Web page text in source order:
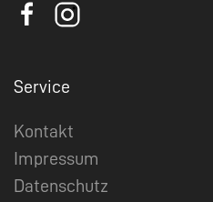
Service
Kontakt
Impressum
Datenschutz